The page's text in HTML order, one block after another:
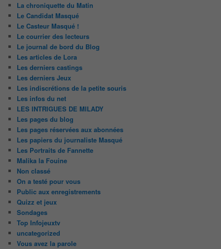
La chroniquette du Matin
Le Candidat Masqué
Le Casteur Masqué !
Le courrier des lecteurs
Le journal de bord du Blog
Les articles de Lora
Les derniers castings
Les derniers Jeux
Les indiscrétions de la petite souris
Les infos du net
LES INTRIGUES DE MILADY
Les pages du blog
Les pages réservées aux abonnées
Les papiers du journaliste Masqué
Les Portraits de Fannette
Malika la Fouine
Non classé
On a testé pour vous
Public aux enregistrements
Quizz et jeux
Sondages
Top Infojeuxtv
uncategorized
Vous avez la parole